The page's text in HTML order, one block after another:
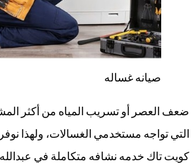
صيانه غساله
ضعف العصر أو تسريب المياه من أكثر
التي تواجه مستخدمي الغسالات، ولهذا
كويت تاك خدمه نشافه متكاملة في عبدالله